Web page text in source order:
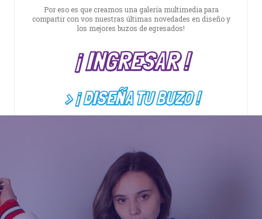
Por eso es que creamos una galería multimedia para
compartir con vos nuestras últimas novedades en diseño y
los mejores buzos de egresados!
¡ INGRESAR !
> ¡ DISEÑA TU BUZO !